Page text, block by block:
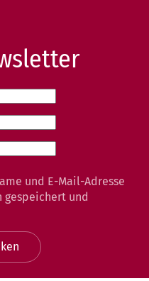
und E-Mail-Adresse
gespeichert und